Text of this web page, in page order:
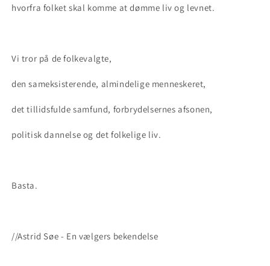
hvorfra folket skal komme at dømme liv og levnet.
Vi tror på de folkevalgte,
den sameksisterende, almindelige menneskeret,
det tillidsfulde samfund, forbrydelsernes afsonen,
politisk dannelse og det folkelige liv.
Basta.
//Astrid Søe - En vælgers bekendelse